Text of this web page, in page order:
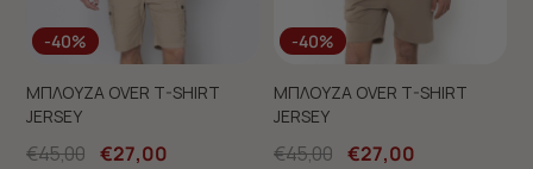
-40%
ΜΠΛΟΥΖΑ OVER T-SHIRT
JERSEY
€45,00 €27,00
-40%
ΜΠΛΟΥΖΑ OVER T-SHIRT
JERSEY
€45,00 €27,00